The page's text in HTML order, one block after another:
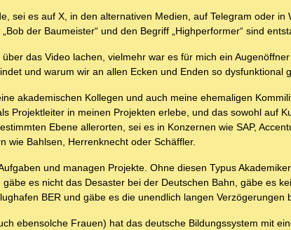
sei es auf X, in den alternativen Medien, auf Telegram oder
der Baumeister“ und den Begriff „Highperformer“ sind
das Video lachen, vielmehr war es für mich ein
und warum wir an allen Ecken und Enden so dysfunktional
akademischen Kollegen und auch meine ehemaligen
Projektleiter in meinen Projekten erlebe, und das sowohl auf
Ebene allerorten, sei es in Konzernen wie SAP,
wie Bahlsen, Herrenknecht oder Schäffler.
und managen Projekte. Ohne diesen Typus
es nicht das Desaster bei der Deutschen Bahn, gäbe es
BER und gäbe es die unendlich langen
ebensolche Frauen) hat das deutsche Bildungssystem mit